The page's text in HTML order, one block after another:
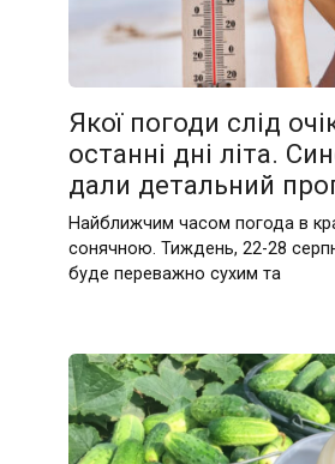
Якої погоди слід
останні дні літа.
дали детальний
Найближчим часом погода в
сонячною. Тиждень, 22-28
буде переважно сухим та